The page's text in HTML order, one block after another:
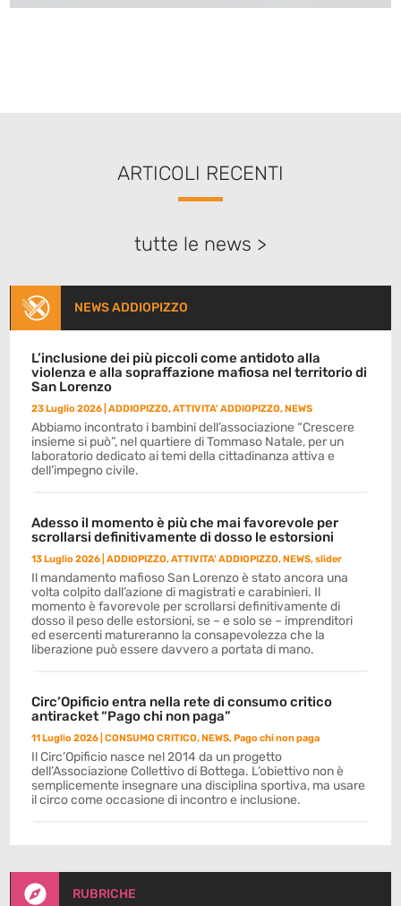
ARTICOLI RECENTI
tutte le news >
NEWS ADDIOPIZZO
L’inclusione dei più piccoli come antidoto alla
violenza e alla sopraffazione mafiosa nel territorio di
San Lorenzo
23 Luglio 2026 |ADDIOPIZZO,ATTIVITA' ADDIOPIZZO,NEWS
Abbiamo incontrato i bambini dell’associazione “Crescere
insieme si può”, nel quartiere di Tommaso Natale, per un
laboratorio dedicato ai temi della cittadinanza attiva e
dell’impegno civile.
Adesso il momento è più che mai favorevole per
scrollarsi definitivamente di dosso le estorsioni
13 Luglio 2026 |ADDIOPIZZO,ATTIVITA' ADDIOPIZZO,NEWS,slider
Il mandamento mafioso San Lorenzo è stato ancora una
volta colpito dall’azione di magistrati e carabinieri. Il
momento è favorevole per scrollarsi definitivamente di
dosso il peso delle estorsioni, se – e solo se – imprenditori
ed esercenti matureranno la consapevolezza che la
liberazione può essere davvero a portata di mano.
Circ’Opificio entra nella rete di consumo critico
antiracket “Pago chi non paga”
11 Luglio 2026 |CONSUMO CRITICO,NEWS,Pago chi non paga
Il Circ’Opificio nasce nel 2014 da un progetto
dell’Associazione Collettivo di Bottega. L’obiettivo non è
semplicemente insegnare una disciplina sportiva, ma usare
il circo come occasione di incontro e inclusione.
 RUBRICHE